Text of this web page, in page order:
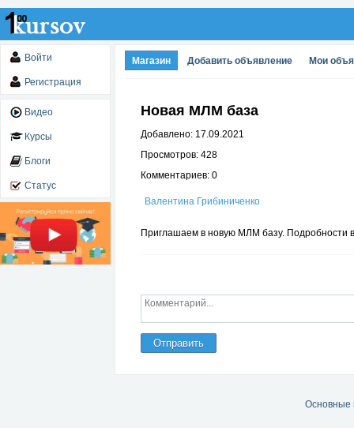
Войти
Регистрация
Видео
Курсы
Блоги
Статус
Магазин Добавить объявление Мои
Новая МЛМ база
Добавлено: 17.09.2021
Просмотров: 428
Комментариев: 0
Валентина Грибиниченко
Приглашаем в новую МЛМ базу. Подробности
Отправить
Основные